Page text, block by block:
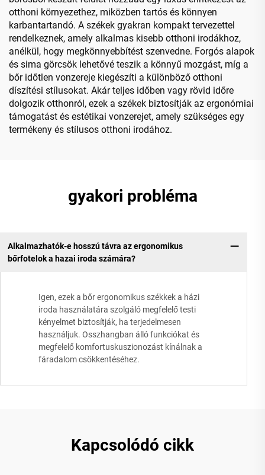
otthoni környezethez, miközben tartós és könnyen
karbantartandó. A székek gyakran kompakt tervezettel
rendelkeznek, amely alkalmas kisebb otthoni irodákhoz,
anélkül, hogy megkönnyebbítést szenvedne. Forgós alapok
és sima görcsök lehetővé teszik a könnyű mozgást, míg a
bőr időtlen vonzereje kiegészíti a különböző otthoni
díszítési stílusokat. Akár teljes időben vagy rövid időre
dolgozik otthonról, ezek a székek biztosítják az ergonómiai
támogatást és estétikai vonzerejet, amely szükséges egy
termékeny és stílusos otthoni irodához.
gyakori probléma
Alkalmazhatók-e hosszú távra az ergonomikus
bőrfotelok a hazai iroda számára?
Igen, ezek a bőr ergonomikus székkek a házi
iroda használatára szolgáló megfelelő testi
kényelmet biztosítják, ha terjedelmesen
használjuk. Osszhangban álló funkciókat és
megfelelő komfortuskuszionozást kínálnak a
fáradalom csökkentéséhez.
Kapcsolódó cikk